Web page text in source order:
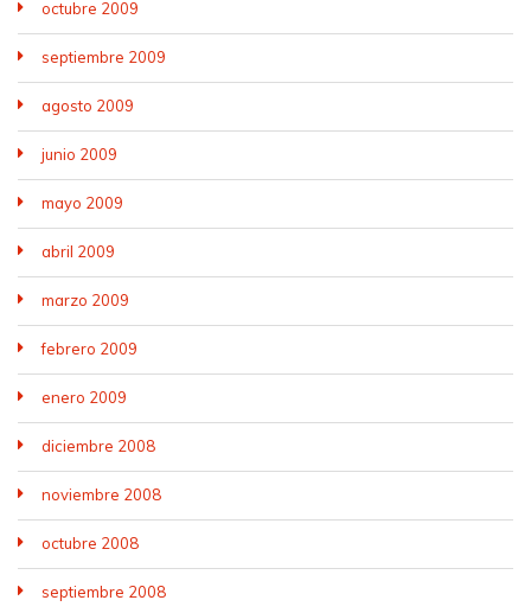
octubre 2009
septiembre 2009
agosto 2009
junio 2009
mayo 2009
abril 2009
marzo 2009
febrero 2009
enero 2009
diciembre 2008
noviembre 2008
octubre 2008
septiembre 2008